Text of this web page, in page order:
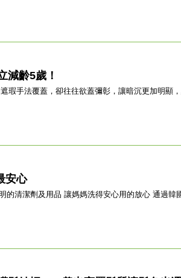
減齡5歲！
瑕手法覆蓋，卻往往欲蓋彌彰，讓暗沉更加明顯
安心
洗得安心用的放心 通過韓國官方品質及環境標準 產品包裝